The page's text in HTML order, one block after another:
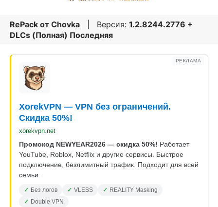
RePack от Chovka | Версия: 1.2.8244.2776 +
DLCs (Полная) Последняя
РЕКЛАМА
XorekVPN — VPN без ограничений.
Скидка 50%!
xorekvpn.net
Промокод NEWYEAR2026 — скидка 50%! Работает
YouTube, Roblox, Netflix и другие сервисы. Быстрое
подключение, безлимитный трафик. Подходит для всей
семьи.
Без логов VLESS
REALITY Masking
Double VPN